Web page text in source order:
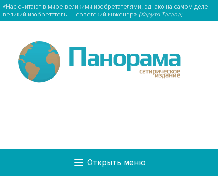
«Нас считают в мире великими изобретателями, однако на самом деле
великий изобретатель — советский инженер» (Харуто Тагава)
Открыть меню